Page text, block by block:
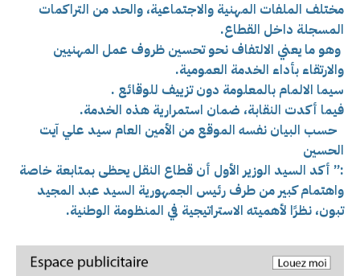
مختلف الملفات المهنية والاجتماعية، والحد من التراكمات
المسجلة داخل القطاع.
وهو ما يعني الالتفاف نحو تحسين ظروف عمل المهنيين
والارتقاء بأداء الخدمة العمومية.
سيما الالمام بالمعلومة دون تزييف للوقائع .
فيما أكدت النقابة، ضمان استمرارية هذه الخدمة.
حسب البيان نفسه الموقع من الأمين العام سيد علي آيت
الحسين
:” أكد السيد الوزير الأول أن قطاع النقل يحظى بمتابعة خاصة
واهتمام كبير من طرف رئيس الجمهورية السيد عبد المجيد
تبون، نظرًا لأهميته الاستراتيجية في المنظومة الوطنية.